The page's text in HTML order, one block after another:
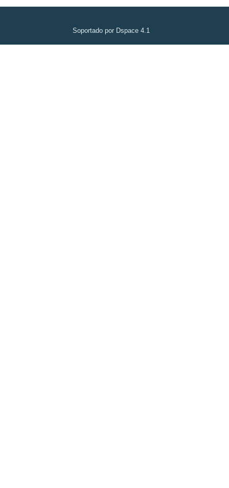
Soportado por Dspace 4.1